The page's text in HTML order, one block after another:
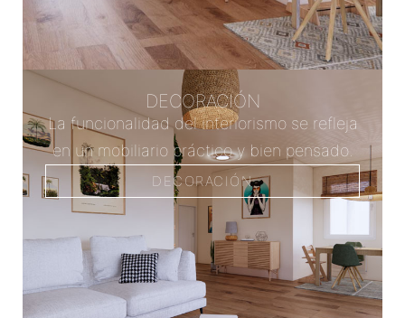
DECORACIÓN
La funcionalidad del interiorismo se refleja
en un mobiliario práctico y bien pensado.
DECORACIÓN